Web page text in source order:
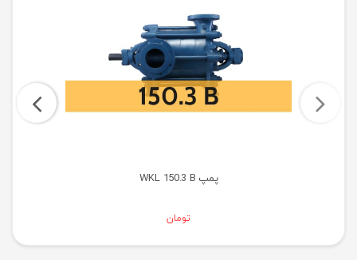
پمپ WKL 150.3 B
تومان